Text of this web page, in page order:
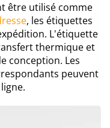
être utilisé comme
, les étiquettes
L'étiquette
thermique et
conception. Les
peuvent